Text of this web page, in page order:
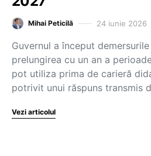
Mihai Peticilă 24 iunie 2026
Guvernul a început
prelungirea cu un an a
pot utiliza prima de carieră
potrivit unui răspuns transmis
Vezi articolul